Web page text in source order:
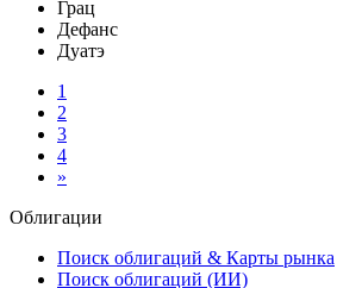
Грац
Дефанс
Дуатэ
1
2
3
4
»
Облигации
Поиск облигаций & Карты рынка
Поиск облигаций (ИИ)